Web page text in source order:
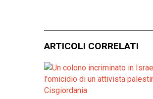
ARTICOLI CORRELATI